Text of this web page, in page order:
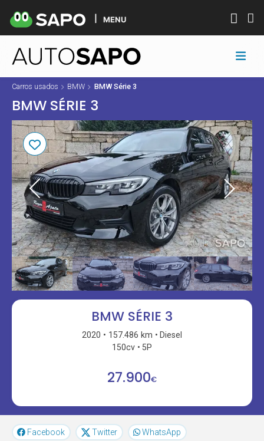
MENU
Carros usados BMW BMW Série 3
BMW SÉRIE 3
BMW SÉRIE 3
2020 157.486 km
Diesel
150cv
5P
27.900€
Facebook Twitter WhatsApp